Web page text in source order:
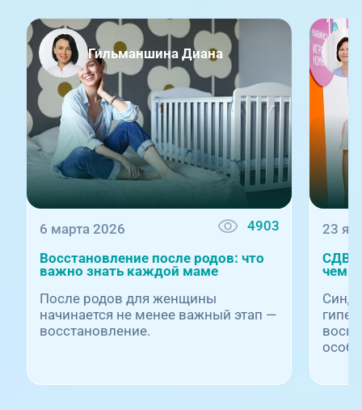
Гильманшина Диана
6 марта 2026 4903
Восстановление после родов: что
важно знать каждой маме
После родов для женщины
начинается не менее важный этап —
восстановление.
23
СДВГ
чем